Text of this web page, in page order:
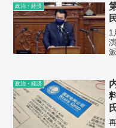
政治・経済
1
政治・経済